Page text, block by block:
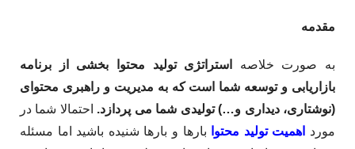
مقدمه
به صورت خلاصه
استراتژی تولید محتوا بخشی از برنامه
بازاریابی و توسعه شما است که به مدیریت و راهبری محتوای
(نوشتاری، دیداری و…) تولیدی شما می پردازد. احتمالا شما در
مورد اهمیت تولید محتوا
بارها و بارها شنیده باشید اما مسئله